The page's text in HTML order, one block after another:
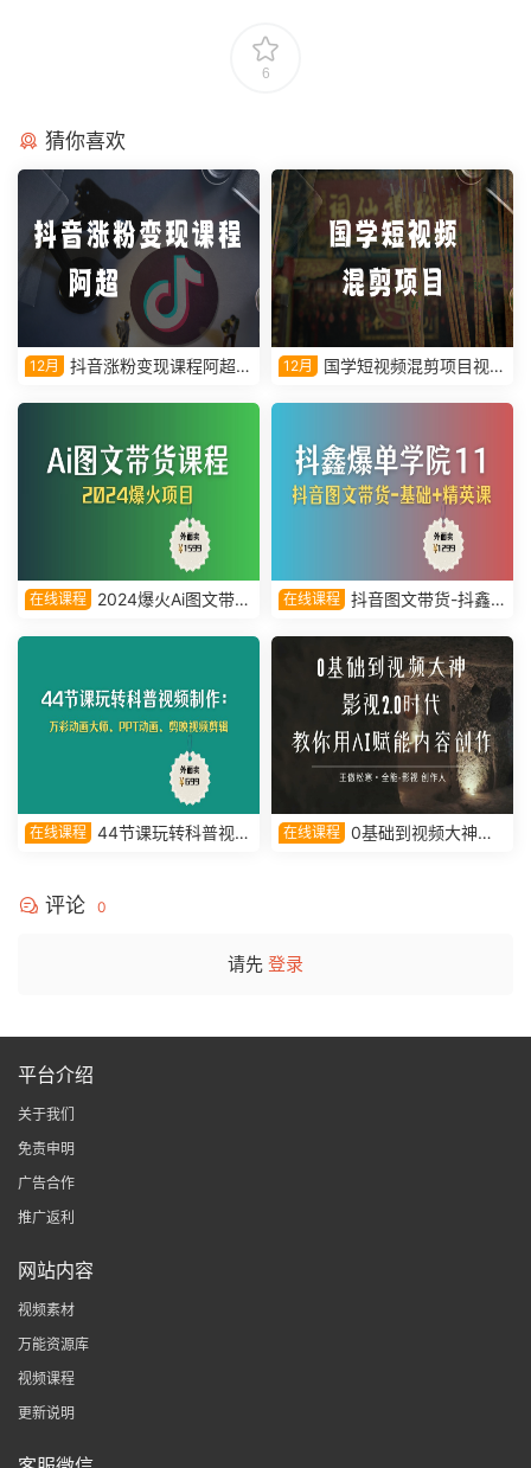
6
猜你喜欢
12月
抖音涨粉变现课程阿超教
12月
国学短视频混剪项目视频
在线课程
2024爆火Ai图文带货
在线课程 抖音图文带货-抖鑫
在线课程 44节课玩转科普视频
在线课程 0基础到视频大神，
评论 0
请先 登录
平台介绍
关于我们
免责申明
广告合作
推广返利
网站内容
视频素材
万能资源库
视频课程
更新说明